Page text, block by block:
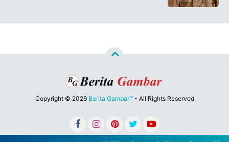
Copyright © 2026 Berita Gambar™- All Rights Reserved